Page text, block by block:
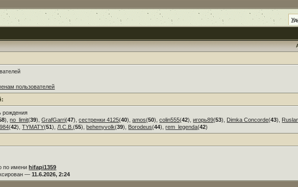
пользователей
рождения
),no_limit(39),GrafGarri(47),сестренки 4125(40),amos(50),colin555(42),игорь89(53), Dimka Concorde(43),
(42),TYMATY(51), Л.С.В.(55),behenyvolk(39), Borodeus(44),rem_legenda(42)
по имениhifapi1359
—11.6.2026, 2:24